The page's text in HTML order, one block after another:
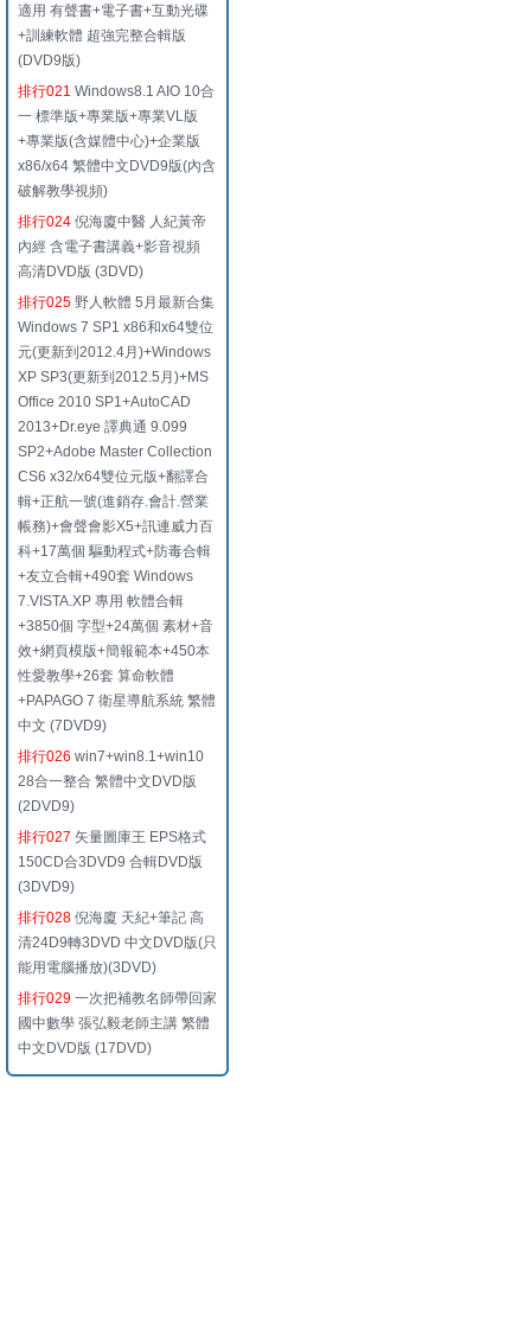
適用 有聲書+電子書+互動光碟
+訓練軟體 超強完整合輯版
(DVD9版)
排行021 Windows8.1 AIO 10合
一 標準版+專業版+專業VL版
+專業版(含媒體中心)+企業版
x86/x64 繁體中文DVD9版(內含
破解教學視頻)
排行024 倪海廈中醫 人紀黃帝
內經 含電子書講義+影音視頻
高清DVD版 (3DVD)
排行025 野人軟體 5月最新合集
Windows 7 SP1 x86和x64雙位
元(更新到2012.4月)+Windows
XP SP3(更新到2012.5月)+MS
Office 2010 SP1+AutoCAD
2013+Dr.eye 譯典通 9.099
SP2+Adobe Master Collection
CS6 x32/x64雙位元版+翻譯合
輯+正航一號(進銷存.會計.營業
帳務)+會聲會影X5+訊連威力百
科+17萬個 驅動程式+防毒合輯
+友立合輯+490套 Windows
7.VISTA.XP 專用 軟體合輯
+3850個 字型+24萬個 素材+音
效+網頁模版+簡報範本+450本
性愛教學+26套 算命軟體
+PAPAGO 7 衛星導航系統 繁體
中文 (7DVD9)
排行026 win7+win8.1+win10
28合一整合 繁體中文DVD版
(2DVD9)
排行027 矢量圖庫王 EPS格式
150CD合3DVD9 合輯DVD版
(3DVD9)
排行028 倪海廈 天紀+筆記 高
清24D9轉3DVD 中文DVD版(只
能用電腦播放)(3DVD)
排行029 一次把補教名師帶回家
國中數學 張弘毅老師主講 繁體
中文DVD版 (17DVD)